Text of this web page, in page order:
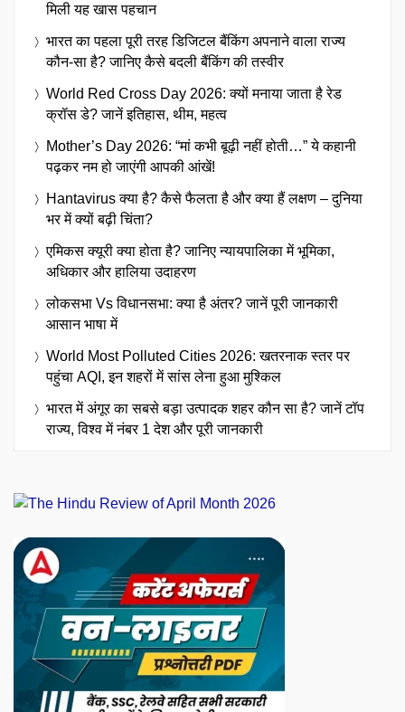
मिली यह खास पहचान
भारत का पहला पूरी तरह डिजिटल बैंकिंग अपनाने वाला राज्य
कौन-सा है? जानिए कैसे बदली बैंकिंग की तस्वीर
World Red Cross Day 2026: क्यों मनाया जाता है रेड
क्रॉस डे? जानें इतिहास, थीम, महत्व
Mother’s Day 2026: “मां कभी बूढ़ी नहीं होती…” ये कहानी
पढ़कर नम हो जाएंगी आपकी आंखें!
Hantavirus क्या है? कैसे फैलता है और क्या हैं लक्षण – दुनिया
भर में क्यों बढ़ी चिंता?
एमिकस क्यूरी क्या होता है? जानिए न्यायपालिका में भूमिका,
अधिकार और हालिया उदाहरण
लोकसभा Vs विधानसभा: क्या है अंतर? जानें पूरी जानकारी
आसान भाषा में
World Most Polluted Cities 2026: खतरनाक स्तर पर
पहुंचा AQI, इन शहरों में सांस लेना हुआ मुश्किल
भारत में अंगूर का सबसे बड़ा उत्पादक शहर कौन सा है? जानें टॉप
राज्य, विश्व में नंबर 1 देश और पूरी जानकारी